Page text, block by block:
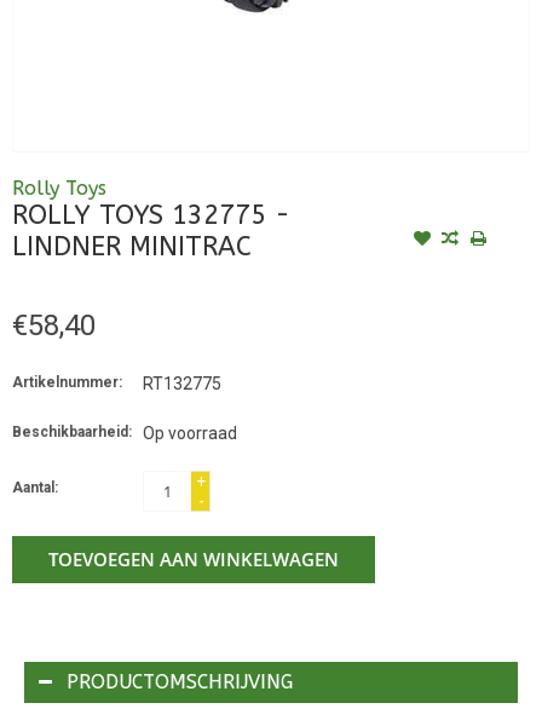
Rolly Toys
ROLLY TOYS 132775 -
LINDNER MINITRAC
€58,40
Artikelnummer: RT132775
Beschikbaarheid: Op voorraad
Aantal:
+
-
TOEVOEGEN AAN WINKELWAGEN
PRODUCTOMSCHRIJVING